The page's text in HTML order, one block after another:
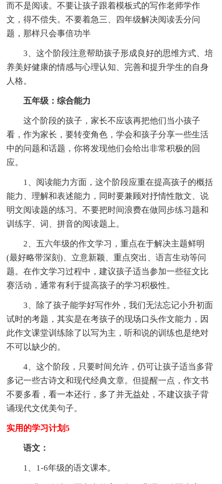
而不是阅读。不要让孩子跟着模板式的写作老师学作
文，得不偿失。不要着急三、四年级解决阅读丢分问
题，那样只会事倍功半
3、这个阶段注意帮助孩子形成良好的思维方式、培
养美好健康的情感与心理认知、完善和提升学生的自身
人格。
五年级：综合能力
这个阶段的孩子，家长不应该再把他们当小孩子
看，作为家长，要转变角色，学会和孩子分享一些生活
中的问题和话题，你将发现他们会给出非常积极的回
应。
1、阅读能力方面，这个阶段应重在提高孩子的概括
能力、理解和表述能力，同时要兼顾对抒情性散文、说
明文阅读题的练习。不要把时间浪费在做同步练习题和
训练字、词、拼音的阅读题上。
2、五六年级的作文学习，重点在于解决主题鲜明
(最好略带深刻)、立意新颖、重点突出、语言生动等问
题。在作文学习过程中，建议孩子适当参加一些征文比
赛活动，通常有利于提高孩子的学习积极性。
3、除了孩子能学好写作外，我们无法忘记小升初面
试时的考题，其实是在考孩子的现场口头作文能力，因
此作文课堂训练除了以写为主，听和说的训练也是绝对
不可以缺少的。
4、这个阶段，只要时间允许，仍可让孩子适当多背
多记一些古诗文和现代经典文章。但提醒一点，作文书
不要多看，看一本还行，多了并无益处，不建议孩子背
诵现代文优美句子。
实用的学习计划5
语文：
1、1-6年级的语文课本。